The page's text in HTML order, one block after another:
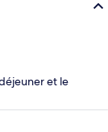
et le